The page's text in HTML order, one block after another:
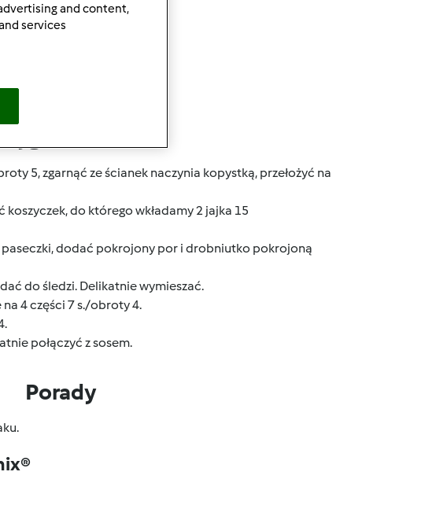
5, zgarnąć ze ścianek naczynia kopystką, przełożyć na
koszyczek, do którego wkładamy 2 jajka 15
dodać pokrojony por i drobniutko pokrojoną
do śledzi. Delikatnie wymieszać.
4 części 7 s./obroty 4.
połączyć z sosem.
Porady
and content,
services